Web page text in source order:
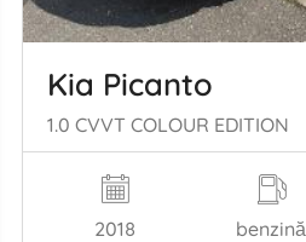
Kia Picanto
1.0 CVVT COLOUR EDITION
2018 benzină